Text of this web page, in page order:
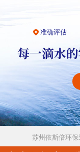
准确评估
苏州依斯倍环